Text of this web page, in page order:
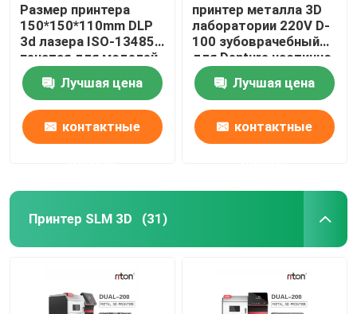
Размер принтера
150*150*110mm DLP
3d лазера ISO-13485
печатая для моделей
зубного имплантата
Лучшая цена
контактные
принтер металла 3D
лаборатории 220V D-
100 зубоврачебный
для Denture частично
Riton
Лучшая цена
контактные
Принтер SLM 3D (31)